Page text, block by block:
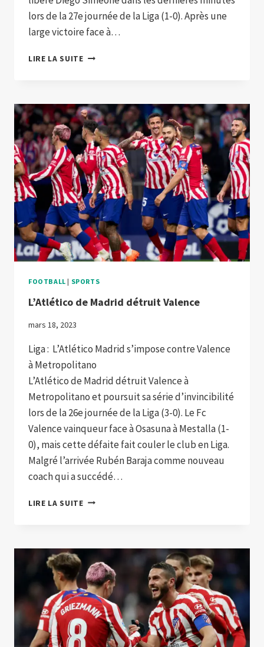
lors de la 27e journée de la Liga (1-0). Après une
large victoire face à…
LIRE LA SUITEL’ATLÉTICO
VICTOIRE
CONTRE
LE
BETIS
FOOTBALL | SPORTS
L’Atlético de Madrid détruit Valence
mars 18, 2023
Liga : L’Atlético Madrid s’impose contre Valence
à Metropolitano
L’Atlético de Madrid détruit Valence à
Metropolitano et poursuit sa série d’invincibilité
lors de la 26e journée de la Liga (3-0). Le Fc
Valence vainqueur face à Osasuna à Mestalla (1-
0), mais cette défaite fait couler le club en Liga.
Malgré l’arrivée Rubén Baraja comme nouveau
coach qui a succédé…
LIRE LA SUITEL’ATLÉTICO DE MADRID DÉTRUIT VALENCE